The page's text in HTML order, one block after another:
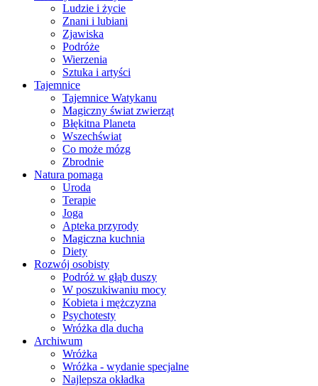
Ludzie i życie
Znani i lubiani
Zjawiska
Podróże
Wierzenia
Sztuka i artyści
Tajemnice
Tajemnice Watykanu
Magiczny świat zwierząt
Błękitna Planeta
Wszechświat
Co może mózg
Zbrodnie
Natura pomaga
Uroda
Terapie
Joga
Apteka przyrody
Magiczna kuchnia
Diety
Rozwój osobisty
Podróż w głąb duszy
W poszukiwaniu mocy
Kobieta i mężczyzna
Psychotesty
Wróżka dla ducha
Archiwum
Wróżka
Wróżka - wydanie specjalne
Najlepsza okładka